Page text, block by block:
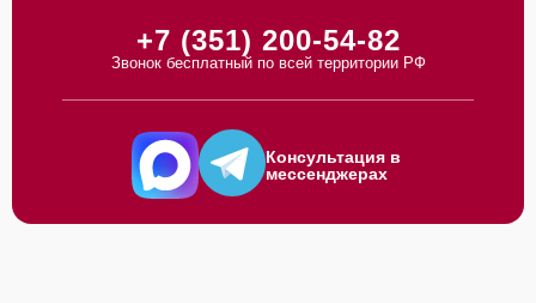
+7 (351) 200-54-82
Звонок бесплатный по всей территории РФ
Консультация в
мессенджерах